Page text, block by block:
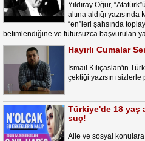
Yıldıray Oğur,
altına aldığı
“en”leri şahsında
betimlendiğine ve fütursuzca başvurulan
Hayırlı Cumalar
İsmail Kılıçaslan'ın
çektiği yazısını sizlerle
Türkiye'de 18 yaş
suç!
Aile ve sosyal